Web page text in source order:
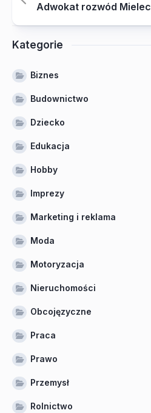
Adwokat rozwód Mielec
Kategorie
Biznes
Budownictwo
Dziecko
Edukacja
Hobby
Imprezy
Marketing i reklama
Moda
Motoryzacja
Nieruchomości
Obcojęzyczne
Praca
Prawo
Przemysł
Rolnictwo